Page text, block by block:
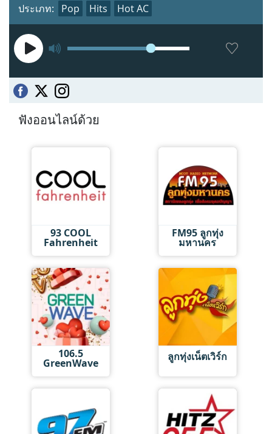
ประเภท: Pop Hits Hot AC
ฟังออนไลน์ด้วย
93 COOL
Fahrenheit
FM95 ลูกทุ่ง
มหานคร
106.5
GreenWave ลูกทุ่งเน็ตเวิร์ก